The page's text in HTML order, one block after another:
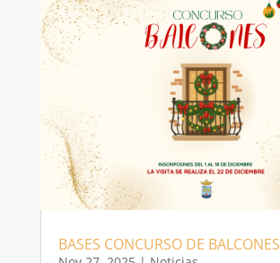
BASES CONCURSO DE BALCONES